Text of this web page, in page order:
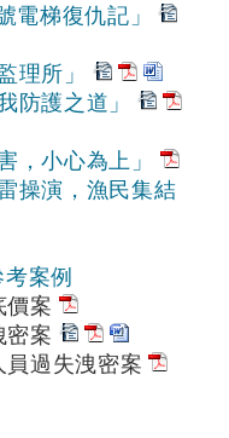
電梯復仇記」
理所」
防護之道」
，小心為上」
操演，漁民集結
案例
價案
密案
過失洩密案